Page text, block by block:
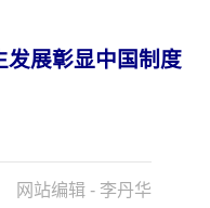
发展彰显中国制度
网站编辑 - 李丹华